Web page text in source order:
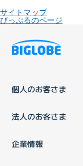
サイトマップ
びっぷるのページ
個人のお客さま
法人のお客さま
企業情報